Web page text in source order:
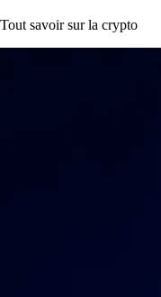
Tout savoir sur la crypto